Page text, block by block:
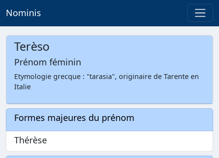
Nominis
Terèso
Prénom féminin
Etymologie grecque : "tarasia", originaire de Tarente en
Italie
Formes majeures du prénom
Thérèse